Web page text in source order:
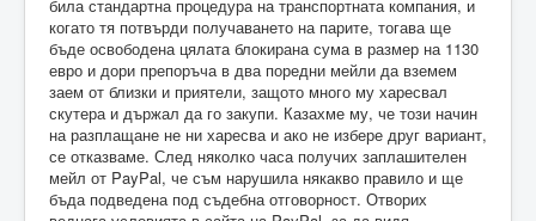
била стандартна процедура на транспортната компания, и
когато тя потвърди получаването на парите, тогава ще
бъде освободена цялата блокирана сума в размер на 1130
евро и дори препоръча в два поредни мейли да вземем
заем от близки и приятели, защото много му харесвал
скутера и държал да го закупи. Казахме му, че този начин
на разплащане не ни харесва и ако не избере друг вариант,
се отказваме. След няколко часа получих заплашителен
мейл от PayPal, че съм нарушила някакво правило и ще
бъда подведена под съдебна отговорност. Отворих